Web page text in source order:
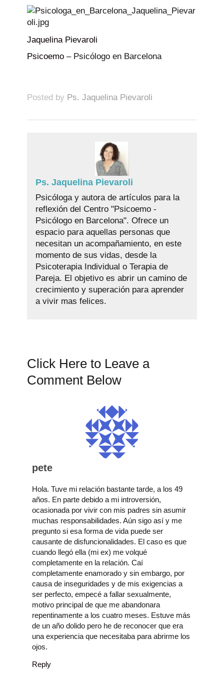
Jaquelina Pievaroli
Psicoemo – Psicólogo en Barcelona
Posted by Ps. Jaquelina Pievaroli
Ps. Jaquelina Pievaroli
Psicóloga y autora de artículos para la
reflexión del Centro "Psicoemo -
Psicólogo en Barcelona". Ofrece un
espacio para aquellas personas que
necesitan un acompañamiento, en este
momento de sus vidas, desde la
Psicoterapia Individual o Terapia de
Pareja. El objetivo es abrir un camino de
crecimiento y superación para aprender
a vivir mas felices.
Click Here to Leave a
Comment Below
pete
Hola. Tuve mi relación bastante tarde, a los 49
años. En parte debido a mi introversión,
ocasionada por vivir con mis padres sin asumir
muchas responsabilidades. Aún sigo así y me
pregunto si esa forma de vida puede ser
causante de disfuncionalidades. El caso es que
cuando llegó ella (mi ex) me volqué
completamente en la relación. Caí
completamente enamorado y sin embargo, por
causa de inseguridades y de mis exigencias a
ser perfecto, empecé a fallar sexualmente,
motivo principal de que me abandonara
repentinamente a los cuatro meses. Estuve más
de un año dolido pero he de reconocer que era
una experiencia que necesitaba para abrirme los
ojos.
Reply